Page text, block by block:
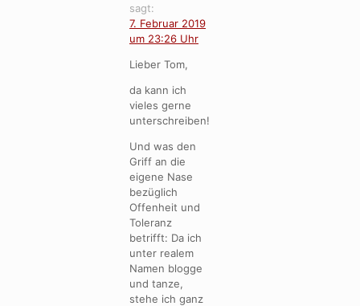
sagt:
7. Februar 2019
um 23:26 Uhr
Lieber Tom,
da kann ich
vieles gerne
unterschreiben!
Und was den
Griff an die
eigene Nase
bezüglich
Offenheit und
Toleranz
betrifft: Da ich
unter realem
Namen blogge
und tanze,
stehe ich ganz